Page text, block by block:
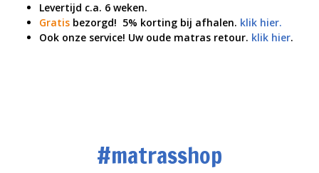
Levertijd c.a. 6 weken.
Gratis bezorgd! 5% korting bij afhalen. klik hier.
Ook onze service! Uw oude matras retour. klik hier.
#matrasshop